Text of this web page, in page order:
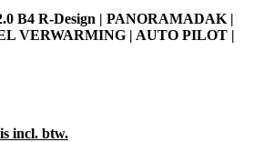
B4 R-Design | PANORAMADAK |
VERWARMING | AUTO PILOT |
incl. btw.